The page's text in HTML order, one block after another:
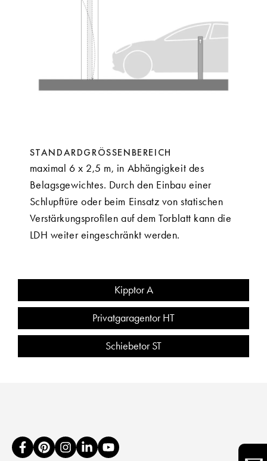
Kipptor A
Privatgaragentor HT
Schiebetor ST
STANDARDGRÖSSENBEREICH
maximal 6 x 2,5 m, in Abhängigkeit des
Belagsgewichtes. Durch den Einbau einer
Schlupftüre oder beim Einsatz von statischen
Verstärkungsprofilen auf dem Torblatt kann die
LDH weiter eingeschränkt werden.